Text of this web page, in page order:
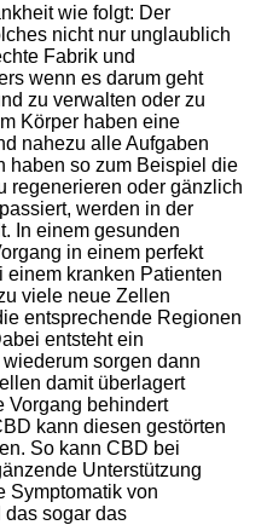
wie folgt: Der
nicht nur unglaublich
Fabrik und
wenn es darum geht
zu verwalten oder zu
Körper haben eine
nahezu alle Aufgaben
haben so zum Beispiel die
regenerieren oder gänzlich
werden in der
In einem gesunden
in einem perfekt
einem kranken Patienten
viele neue Zellen
entsprechende Regionen
entsteht ein
sorgen dann
damit überlagert
Vorgang behindert
kann diesen gestörten
So kann CBD bei
Unterstützung
Symptomatik von
sogar das